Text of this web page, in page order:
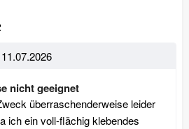
11.07.2026
nicht geeignet
überraschenderweise leider
ich ein voll-flächig klebendes